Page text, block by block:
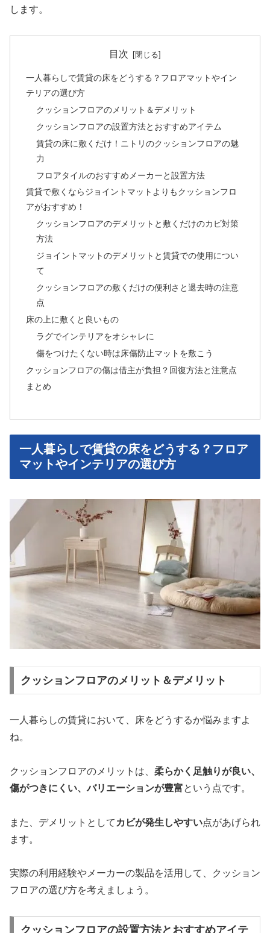
します。
目次
一人暮らしで賃貸の床をどうする？フロアマットやイン
テリアの選び方
クッションフロアのメリット＆デメリット
クッションフロアの設置方法とおすすめアイテム
賃貸の床に敷くだけ！ニトリのクッションフロアの魅
力
フロアタイルのおすすめメーカーと設置方法
賃貸で敷くならジョイントマットよりもクッションフロ
アがおすすめ！
クッションフロアのデメリットと敷くだけのカビ対策
方法
ジョイントマットのデメリットと賃貸での使用につい
て
クッションフロアの敷くだけの便利さと退去時の注意
点
床の上に敷くと良いもの
ラグでインテリアをオシャレに
傷をつけたくない時は床傷防止マットを敷こう
クッションフロアの傷は借主が負担？回復方法と注意点
まとめ
一人暮らしで賃貸の床をどうする？フロア
マットやインテリアの選び方
クッションフロアのメリット＆デメリット
一人暮らしの賃貸において、床をどうするか悩みますよ
ね。
クッションフロアのメリットは、 柔らかく足触りが良い、
傷がつきにくい、バリエーションが豊富という点です。
また、デメリットとして カビが発生しやすい点があげられ
ます。
実際の利用経験やメーカーの製品を活用して、クッション
フロアの選び方を考えましょう。
クッションフロアの設置方法とおすすめアイテ